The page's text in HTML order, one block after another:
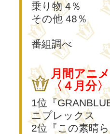
乗り物 4％
その他 48％
番組調べ
月間アニ
〈４月分〉
1位『
ニプレックス
2位『この素晴